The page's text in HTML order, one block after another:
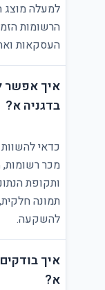
למעלה מוצג
הרשומות
העסקאות
איך אפשר
בדגניה א?
כדאי
מכר רשומות,
ותקופת
תמונה
להשקעה.
איך
א?